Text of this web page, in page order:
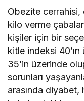
Obezite cerrahisi,
kilo verme
kişiler için bir
kitle indeksi
35’in üzerinde
sorunları
arasında